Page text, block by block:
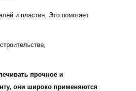
и пластин. Это помогает
прочное и
они широко применяются